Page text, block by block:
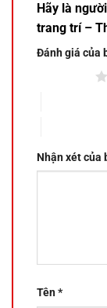
Hãy là
trang trí –
Đánh giá của
Nhận xét của
Tên*